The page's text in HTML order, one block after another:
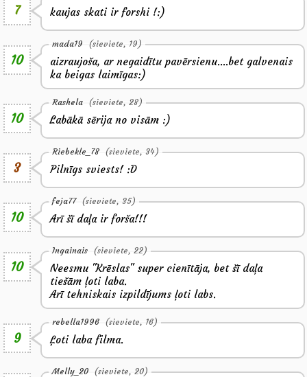
7 kaujas skati ir forshi !:)
10
mada19 (sieviete, 19)
aizraujoša, ar negaidītu pavērsienu....bet galvenais
ka beigas laimīgas:)
10
Rashela (sieviete, 28)
Labākā sērija no visām :)
3
Riebekle_78 (sieviete, 34)
Pilnīgs sviests! :D
10
feja77 (sieviete, 35)
Arī šī daļa ir forša!!!
10
Ingainais (sieviete, 22)
Neesmu "Krēslas" super cienītāja, bet šī daļa
tiešām ļoti laba.
Arī tehniskais izpildījums ļoti labs.
9
rebella1996 (sieviete, 16)
Ļoti laba filma.
Melly_20 (sieviete, 20)